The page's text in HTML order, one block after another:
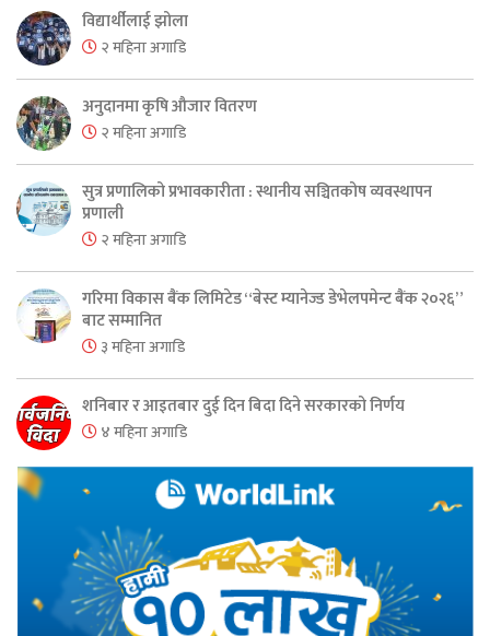
विद्यार्थीलाई झोला
२ महिना अगाडि
अनुदानमा कृषि औजार वितरण
२ महिना अगाडि
सुत्र प्रणालिको प्रभावकारीता : स्थानीय सञ्चितकोष व्यवस्थापन
प्रणाली
२ महिना अगाडि
गरिमा विकास बैंक लिमिटेड “बेस्ट म्यानेज्ड डेभेलपमेन्ट बैंक २०२६”
बाट सम्मानित
३ महिना अगाडि
शनिबार र आइतबार दुई दिन बिदा दिने सरकारको निर्णय
४ महिना अगाडि